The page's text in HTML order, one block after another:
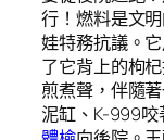
行！燃料是文
娃特務抗議。
了它背上的枸
煎煮聲，伴隨
泥缸、K-999